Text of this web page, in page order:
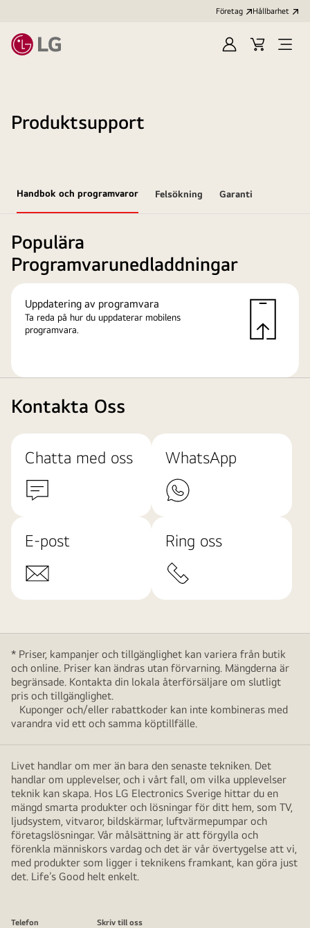
Företag Hållbarhet
LoggaKundvagn
Produktsupport
Handbok och programvaror Felsökning Garanti
Populära
Programvarunedladdningar
Uppdatering av programvara
Ta reda på hur du uppdaterar mobilens
programvara.
Kontakta Oss
Chatta med oss WhatsApp
E-post Ring oss
* Priser, kampanjer och tillgänglighet kan variera från butik
och online. Priser kan ändras utan förvarning. Mängderna är
begränsade. Kontakta din lokala återförsäljare om slutligt
pris och tillgänglighet.
Kuponger och/eller rabattkoder kan inte kombineras med
varandra vid ett och samma köptillfälle.
Livet handlar om mer än bara den senaste tekniken. Det
handlar om upplevelser, och i vårt fall, om vilka upplevelser
teknik kan skapa. Hos LG Electronics Sverige hittar du en
mängd smarta produkter och lösningar för ditt hem, som TV,
ljudsystem, vitvaror, bildskärmar, luftvärmepumpar och
företagslösningar. Vår målsättning är att förgylla och
förenkla människors vardag och det är vår övertygelse att vi,
med produkter som ligger i teknikens framkant, kan göra just
det. Life’s Good helt enkelt.
Telefon
Skriv till oss